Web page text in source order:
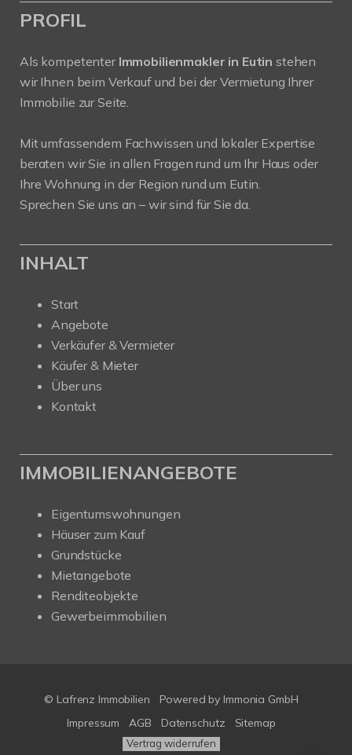
PROFIL
Als kompetenter Immobilienmakler in Eutin stehen
wir Ihnen beim Verkauf und bei der Vermietung Ihrer
Immobilie zur Seite.
Mit umfassendem Fachwissen und lokaler Expertise
beraten wir Sie in allen Fragen rund um Ihr Haus oder
Ihre Wohnung in der Region rund um Eutin.
Sprechen Sie uns an – wir sind für Sie da.
INHALT
Start
Angebote
Verkäufer & Vermieter
Käufer & Mieter
Über uns
Kontakt
IMMOBILIENANGEBOTE
Eigentumswohnungen
Häuser zum Kauf
Grundstücke
Mietangebote
Renditeobjekte
Gewerbeimmobilien
© Lafrenz Immobilien Powered by Immonia GmbH
Impressum
AGB Datenschutz Sitemap
Vertrag widerrufen